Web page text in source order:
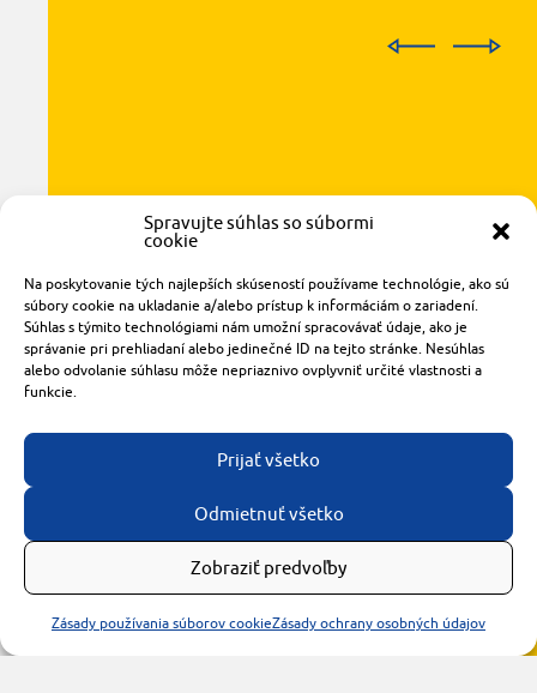
Spravujte súhlas so súbormi
cookie
Na poskytovanie tých najlepších skúseností používame technológie, ako sú
súbory cookie na ukladanie a/alebo prístup k informáciám o zariadení.
Súhlas s týmito technológiami nám umožní spracovávať údaje, ako je
správanie pri prehliadaní alebo jedinečné ID na tejto stránke. Nesúhlas
alebo odvolanie súhlasu môže nepriaznivo ovplyvniť určité vlastnosti a
funkcie.
Prijať všetko
Odmietnuť všetko
Zobraziť predvoľby
Zásady používania súborov cookieZásady ochrany osobných údajov
Radlinského 1611/14
921 01 Piešťany
obchod@rzparkety.sk
+421 905 119 087